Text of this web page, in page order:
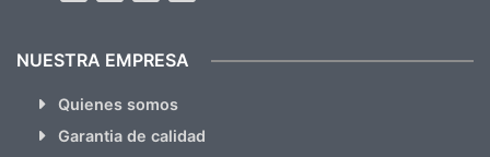
NUESTRA EMPRESA
Quienes somos
Garantia de calidad